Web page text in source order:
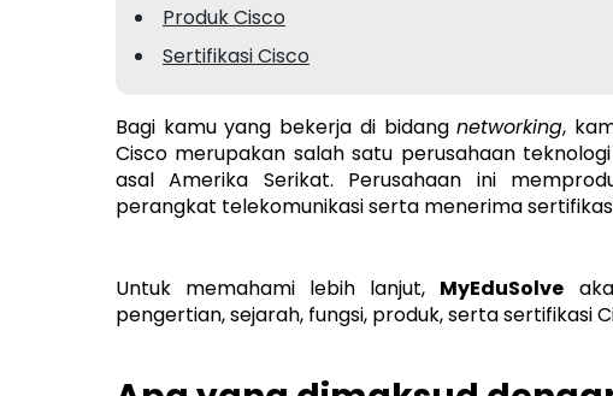
Produk Cisco
Sertifikasi Cisco
Bagi kamu yang bekerja di bidangnetworking,
Cisco merupakan salah satu perusahaan
asal Amerika Serikat. Perusahaan ini
perangkat telekomunikasi serta menerima
Untuk memahami lebih lanjut, MyEduSolve
pengertian, sejarah, fungsi, produk, serta sertifikasi